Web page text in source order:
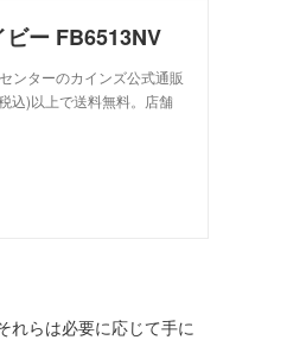
ビー FB6513NV
ンターのカインズ公式通販
込)以上で送料無料。店舗
れらは必要に応じて手に